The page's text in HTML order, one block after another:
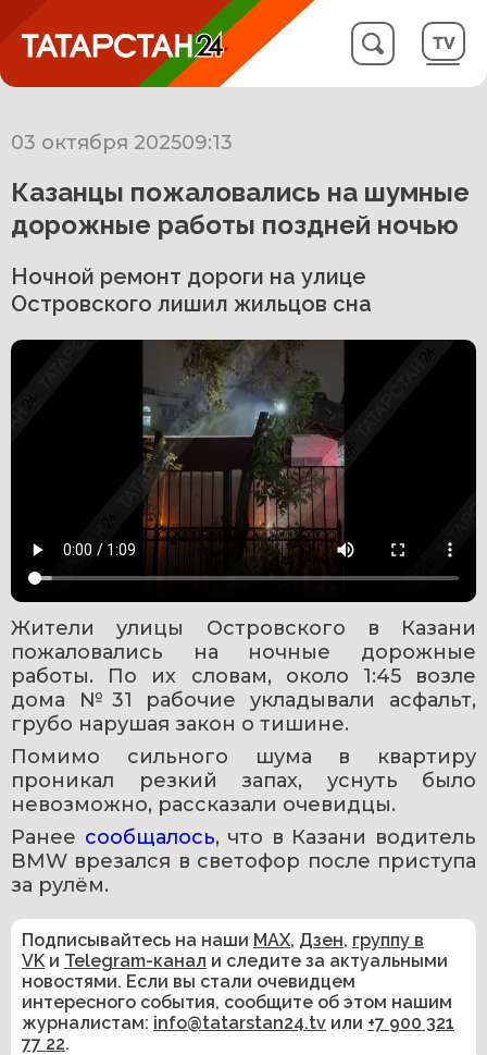
03 октября 202509:13
Казанцы пожаловались на шумные
дорожные работы поздней ночью
Ночной ремонт дороги на улице
Островского лишил жильцов сна
Жители улицы Островского в Казани
пожаловались на ночные дорожные
работы. По их словам, около 1:45 возле
дома №31 рабочие укладывали асфальт,
грубо нарушая закон о тишине.
Помимо сильного шума в квартиру
проникал резкий запах, уснуть было
невозможно, рассказали очевидцы.
Ранее сообщалось, что в Казани водитель
BMW врезался в светофор после приступа
за рулём.
Подписывайтесь на наши MAX, Дзен, группу в
VK и Telegram-канал и следите за актуальными
новостями. Если вы стали очевидцем
интересного события, сообщите об этом нашим
журналистам: info@tatarstan24.tv или +7 900 321
77 22.